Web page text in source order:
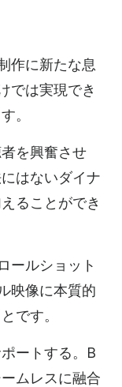
作に新たな息
では実現でき
。
を興奮させ
はないダイナ
ることができ
ールショット
映像に本質的
です。
ートする。B
ムレスに融合